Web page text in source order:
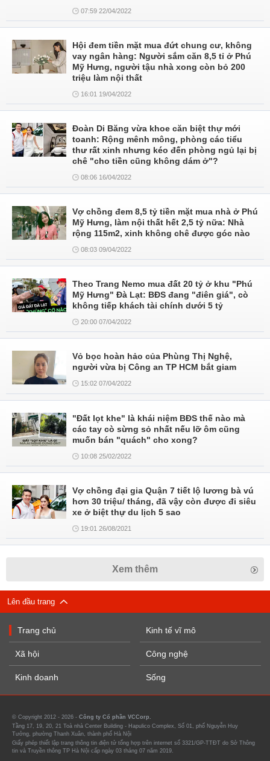
07:59 22/04/2022
Hội đem tiền mặt mua đứt chung cư, không
vay ngân hàng: Người sắm căn 8,5 tỉ ở Phú
Mỹ Hưng, người tậu nhà xong còn bỏ 200
triệu làm nội thất
16:01 19/04/2022
Đoàn Di Băng vừa khoe căn biệt thự mới
toanh: Rộng mênh mông, phòng các tiểu
thư rất xinh nhưng kéo đến phòng ngủ lại bị
chê "cho tiền cũng không dám ở"?
08:06 16/04/2022
Vợ chồng đem 8,5 tỷ tiền mặt mua nhà ở Phú
Mỹ Hưng, làm nội thất hết 2,5 tỷ nữa: Nhà
rộng 115m2, xinh không chê được góc nào
08:03 09/04/2022
Theo Trang Nemo mua đất 20 tỷ ở khu "Phú
Mỹ Hưng" Đà Lạt: BĐS đang "điên giá", cò
không tiếp khách tài chính dưới 5 tỷ
20:00 07/04/2022
Vỏ bọc hoàn hảo của Phùng Thị Nghệ,
người vừa bị Công an TP HCM bắt giam
15:02 07/04/2022
"Đất lọt khe" là khái niệm BĐS thế nào mà
các tay cò sừng sỏ nhất nếu lỡ ôm cũng
muốn bán "quách" cho xong?
10:08 25/02/2022
Vợ chồng đại gia Quận 7 tiết lộ lương bà vú
hơn 30 triệu/ tháng, đã vậy còn được đi siêu
xe ở biệt thự du lịch 5 sao
19:01 26/08/2021
Xem thêm
Lên đầu trang
Trang chủ
Xã hội
Kinh doanh
Kinh tế vĩ mô
Công nghệ
Sống
© Copyright 2012 - 2026 - Công ty Cổ phần VCCorp.
Tầng 17, 19, 20, 21 Toà nhà Center Building - Hapulico Complex, Số 01, phố Nguyễn Huy
Tưởng, phường Thanh Xuân, thành phố Hà Nội
Giấy phép thiết lập trang thông tin điện tử tổng hợp trên internet số 3321/GP-TTĐT do Sở Thông
tin và Truyền thông TP Hà Nội cấp ngày 03 tháng 07 năm 2019.